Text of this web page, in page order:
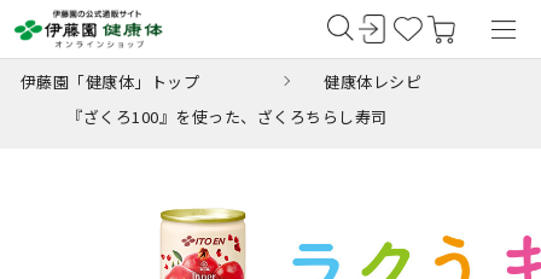
伊藤園「健康体」トップ
健康体レシピ
『ざくろ100』を使った、ざくろちらし寿司